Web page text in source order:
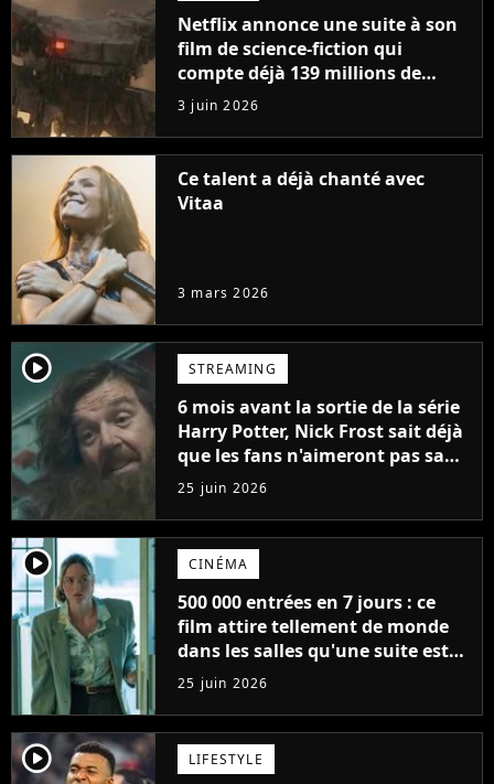
Netflix annonce une suite à son
film de science-fiction qui
compte déjà 139 millions de
vues, il est déjà parmi les plus
vus de tous les temps
3 juin 2026
Ce talent a déjà chanté avec
Vitaa
3 mars 2026
player2 STREAMING
6 mois avant la sortie de la série
Harry Potter, Nick Frost sait déjà
que les fans n'aimeront pas sa
version de Hagrid
25 juin 2026
player2 CINÉMA
500 000 entrées en 7 jours : ce
film attire tellement de monde
dans les salles qu'une suite est
déjà programmée, "on en a
clairement pas fini"
25 juin 2026
player2 LIFESTYLE